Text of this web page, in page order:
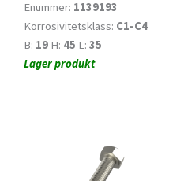
Enummer: 1139193
Korrosivitetsklass: C1-C4
B: 19 H: 45 L: 35
Lager produkt